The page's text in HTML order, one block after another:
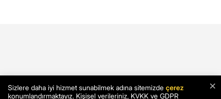
×
Sizlere daha iyi hizmet sunabilmek adına sitemizde çerez
konumlandırmaktayız. Kişisel verileriniz, KVKK ve GDPR